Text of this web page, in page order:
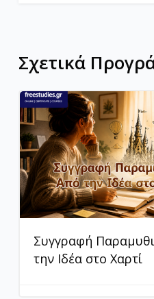
Σχετικά
Συγγραφή
την Ιδέα στο Χαρτί